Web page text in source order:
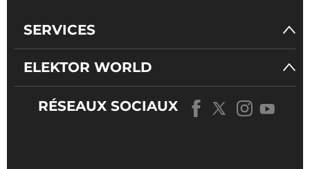
SERVICES
ELEKTOR WORLD
RÉSEAUX SOCIAUX